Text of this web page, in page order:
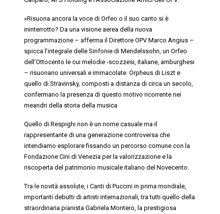
«Risuona ancora la voce di Orfeo o il suo canto si è
ininterrotto? Da una visione aerea della nuova
programmazione – afferma ilDirettore OPV Marco Angius –
spicca l’integrale delle Sinfonie di Mendelssohn, un Orfeo
dell’Ottocento le cui melodie -scozzesi, italiane, amburghesi
– risuonano universali e immacolate.Orpheus di Liszt e
quello di Stravinsky, composti a distanza di circa un secolo,
confermano la presenza di questo motivo ricorrente nei
meandri della storia della musica
Quello di Respighi non è un nome casuale ma il
rappresentante di una generazione controversa che
intendiamo esplorare fissando un percorso comune con la
Fondazione Cini di Venezia per la valorizzazione e la
riscoperta del patrimonio musicale italiano del Novecento.
Tra le novità assolute, iCanti di Puccini in prima mondiale,
importanti debutti di artisti internazionali, tra tutti quello della
straordinaria pianista Gabriela Montero, la prestigiosa